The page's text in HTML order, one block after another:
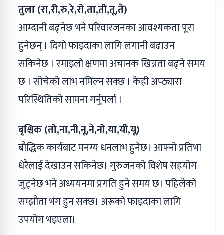
तुला (रा,री,रु,रे,रो,ता,ती,तू,ते)
आम्दानी बढ्नेछ भने परिवारजनका आवश्यकता पूरा
हुनेछन् । दिगो फाइदाका लागि लगानी बढाउन
सकिनेछ । रमाइलो क्षणमा अचानक खिन्नता बढ्ने समय
छ । सोचेको लाभ नमिल्न सक्छ । केही अप्ठ्यारा
परिस्थितिको सामना गर्नुपर्ला ।
बृश्चिक (तो,ना,नी,नू,ने,नो,या,यी,यू)
बौद्धिक कार्यबाट मनग्य धनलाभ हुनेछ। आफ्नो प्रतिभा
धेरैलाई देखाउन सकिनेछ। गुरुजनको विशेष सहयोग
जुट्नेछ भने अध्ययनमा प्रगति हुने समय छ। पहिलेको
सम्झौता भंग हुन सक्छ। अरूको फाइदाका लागि
उपयोग भइएला।